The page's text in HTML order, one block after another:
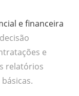
e financeira
e
relatórios